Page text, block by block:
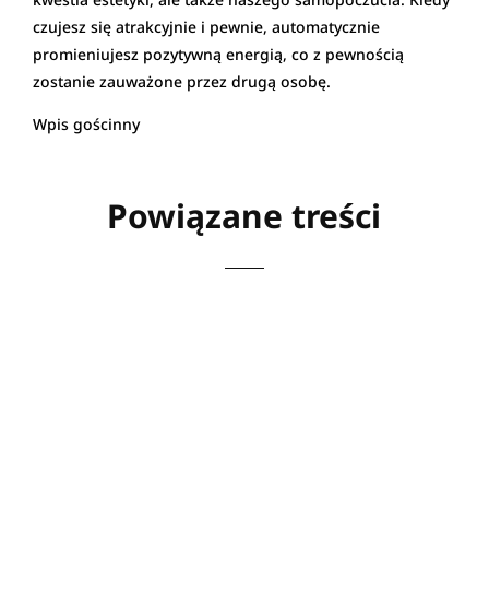
czujesz się atrakcyjnie i pewnie, automatycznie
promieniujesz pozytywną energią, co z pewnością
zostanie zauważone przez drugą osobę.
Wpis gościnny
Powiązane treści